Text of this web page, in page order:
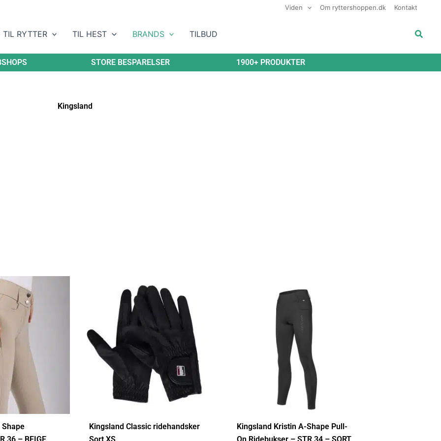
Viden Om ryttershoppen.dk Kontakt
TIL RYTTER TIL HEST BRANDS TILBUD Søg
STORE BESPARELSER 1900+ PRODUKTER
Kingsland
Shape
Kingsland Classic ridehandsker
Kingsland Kristin A-Shape Pull-